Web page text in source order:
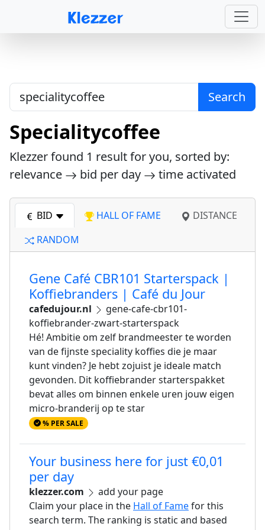
Search
Specialitycoffee
Klezzer found 1 result for you, sorted by:
relevance
bid per day time activated
BID HALL OF FAME
DISTANCE
RANDOM
Gene Café CBR101 Starterspack |
Koffiebranders | Café du Jour
cafedujour.nl
gene-cafe-cbr101-
koffiebrander-zwart-starterspack
Hé! Ambitie om zelf brandmeester te worden
van de fijnste speciality koffies die je maar
kunt vinden? Je hebt zojuist je ideale match
gevonden. Dit koffiebrander starterspakket
bevat alles om binnen enkele uren jouw eigen
micro-branderij op te star
% PER SALE
Your business here for just €0,01
per day
klezzer.com
add your page
Claim your place in the Hall of Famefor this
search term. The ranking is static and based